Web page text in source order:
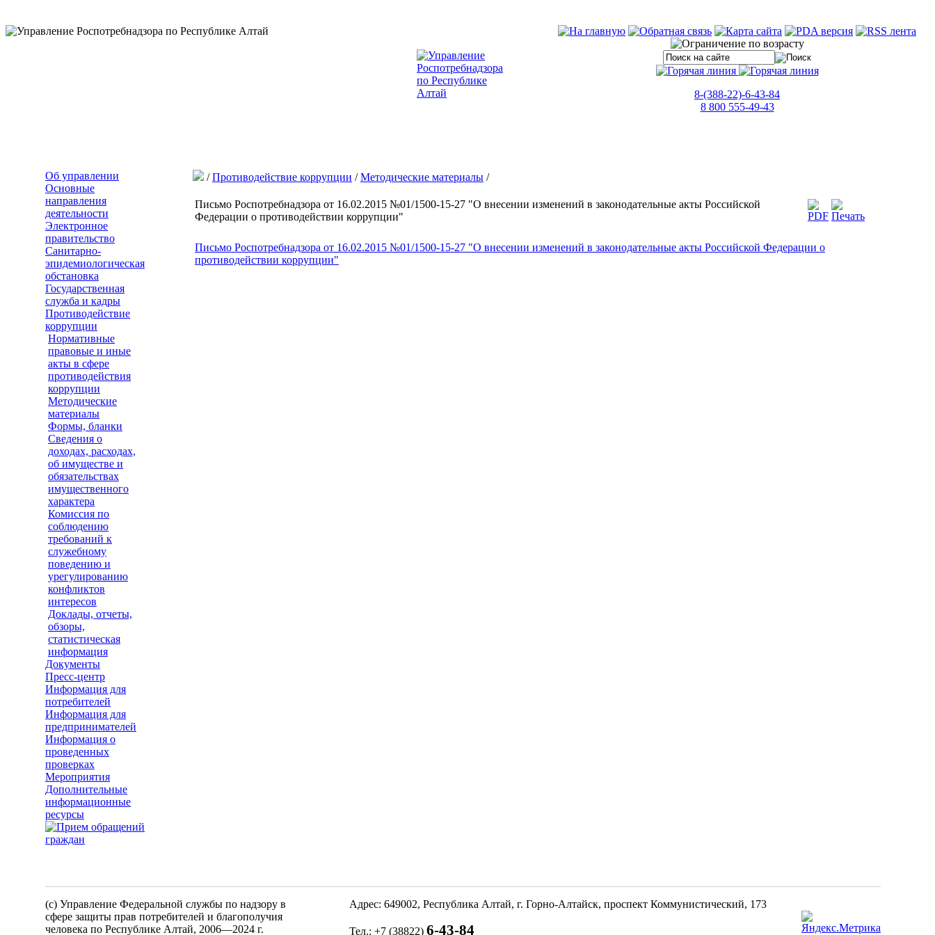
8-(388-22)-6-43-84
8 800 555-49-43
Об управлении
Основные
направления
деятельности
Электронное
правительство
Санитарно-
эпидемиологическая
обстановка
Государственная
служба и кадры
Противодействие
коррупции
Нормативные
правовые и иные
акты в сфере
противодействия
коррупции
Методические
материалы
Формы, бланки
Сведения о
доходах, расходах,
об имуществе и
обязательствах
имущественного
характера
Комиссия по
соблюдению
требований к
служебному
поведению и
урегулированию
конфликтов
интересов
Доклады, отчеты,
обзоры,
статистическая
информация
Документы
Пресс-центр
Информация для
потребителей
Информация для
предпринимателей
Информация о
проведенных
проверках
Мероприятия
Дополнительные
информационные
ресурсы
/Противодействие коррупции /Методические материалы /
Письмо Роспотребнадзора от 16.02.2015 №01/1500-15-27 "О внесении изменений в законодательные акты Российской
Федерации о противодействии коррупции"
Письмо Роспотребнадзора от 16.02.2015 №01/1500-15-27 "О внесении изменений в законодательные акты Российской Федерации о
противодействии коррупции"
(c) Управление Федеральной службы по надзору в
сфере защиты прав потребителей и благополучия
человека по Республике Алтай, 2006—2024 г.
Адрес: 649002, Республика Алтай, г. Горно-Алтайск, проспект Коммунистический, 173
Тел.: +7 (38822) 6-43-84